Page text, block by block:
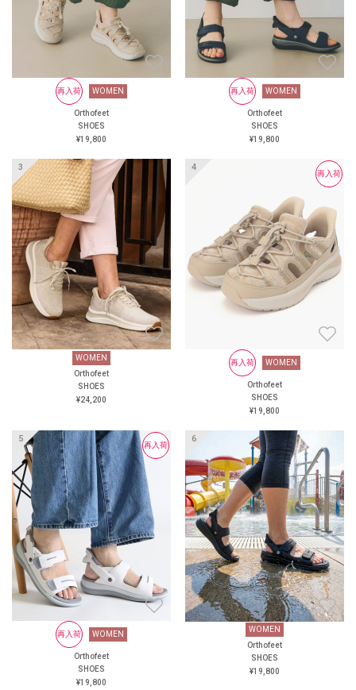
オンラインショップ＞
https://www.orthofeet.jp/
#orthofeet #オーソフィート #
ハンズフリーシューズ
#handsfreeshoes #健康投資 #痛
くない靴 #蒸れない靴 #疲れ
にくい靴
再入荷 WOMEN
Orthofeet
SHOES
¥19,800
再入荷 WOMEN
Orthofeet
SHOES
¥19,800
WOMEN
Orthofeet
SHOES
¥24,200
再入荷
再入荷 WOMEN
Orthofeet
SHOES
¥19,800
再入荷
再入荷 WOMEN
Orthofeet
SHOES
¥19,800
WOMEN
Orthofeet
SHOES
¥19,800
再入荷 WOMEN
Orthofeet
SHOES
¥19,800
WOMEN
Orthofeet
SHOES
¥24,200
再入荷
再入荷 WOMEN
Orthofeet
SHOES
WOMEN
Orthofeet
SHOES
¥19,800
WOMEN
Orthofeet
SHOES
¥19,800
WOMEN
Orthofeet
SHOES
¥19,800